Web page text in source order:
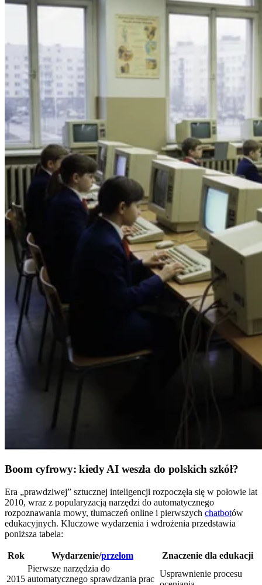
Boom cyfrowy: kiedy AI weszła do polskich szkół?
Era „prawdziwej” sztucznej inteligencji rozpoczęła się w połowie lat
2010, wraz z popularyzacją narzędzi do automatycznego
rozpoznawania mowy, tłumaczeń online i pierwszych chatbotów
edukacyjnych. Kluczowe wydarzenia i wdrożenia przedstawia
poniższa tabela:
Rok Wydarzenie/przełom Znaczenie dla edukacji
2015
Pierwsze narzędzia do
automatycznego sprawdzania prac
Usprawnienie procesu